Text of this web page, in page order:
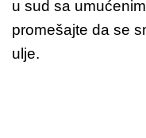
u sud sa
promešajte da se
ulje.